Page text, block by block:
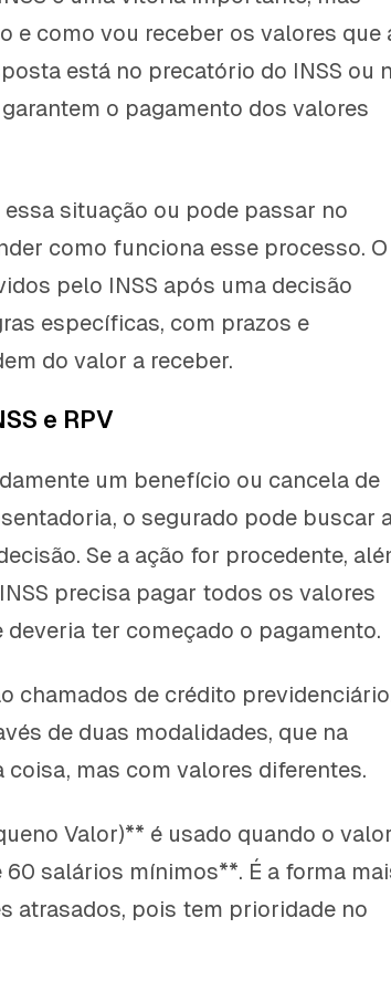
e como vou receber os valores que
está no precatório do INSS ou
o pagamento dos valores
situação ou pode passar no
como funciona esse processo. O
pelo INSS após uma decisão
específicas, com prazos e
do valor a receber.
e RPV
um benefício ou cancela de
o segurado pode buscar
Se a ação for procedente,
precisa pagar todos os valores
deveria ter começado o pagamento.
chamados de crédito
de duas modalidades, que na
mas com valores diferentes.
Valor)** é usado quando o valor
60 salários mínimos**. É a forma
atrasados, pois tem prioridade no